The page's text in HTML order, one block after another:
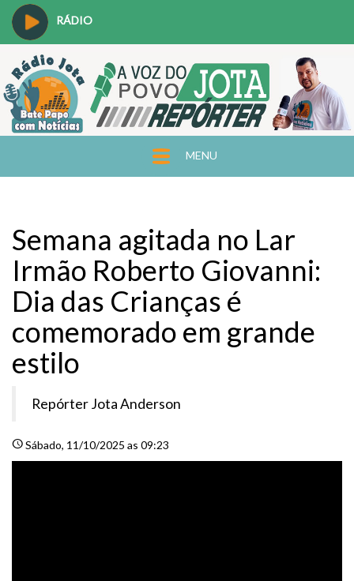
RÁDIO
MENU
Semana agitada no Lar
Irmão Roberto Giovanni:
Dia das Crianças é
comemorado em grande
estilo
Repórter Jota Anderson
scheduleSábado, 11/10/2025 as 09:23